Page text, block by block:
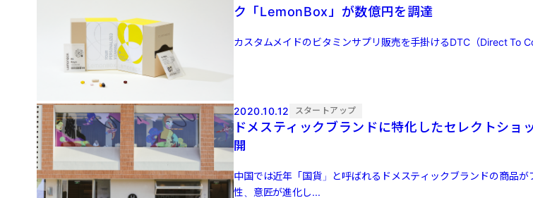
ク「LemonBox」が数億円を調達
カスタムメイドのビタミンサプリ販売を手掛けるDTC（Direct To
2020.10.12 スタートアップ
ドメスティックブランドに特化したセレクトシ
開
中国では近年「国貨」と呼ばれるドメスティックブランドの商品
性、意匠が進化し...